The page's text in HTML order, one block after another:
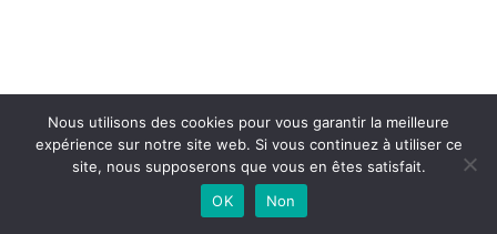
Nous utilisons des cookies pour vous garantir la meilleure
expérience sur notre site web. Si vous continuez à utiliser ce
site, nous supposerons que vous en êtes satisfait.
OK
Non